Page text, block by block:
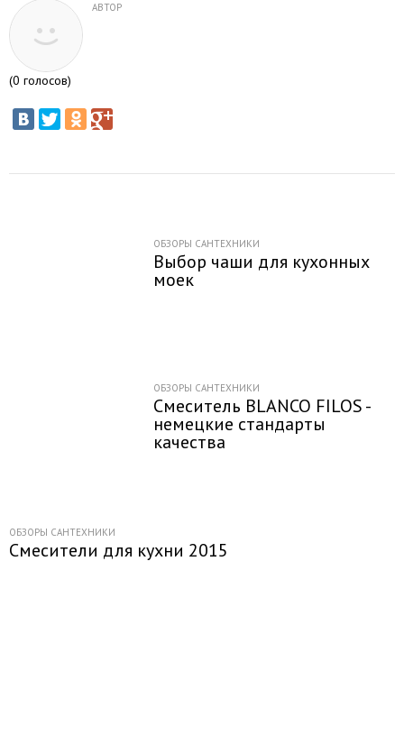
АВТОР
(0 голосов)
ОБЗОРЫ САНТЕХНИКИ
Выбор чаши для кухонных
моек
ОБЗОРЫ САНТЕХНИКИ
Смеситель BLANCO FILOS -
немецкие стандарты
качества
ОБЗОРЫ САНТЕХНИКИ
Смесители для кухни 2015